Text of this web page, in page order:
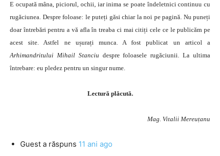
E ocupată mâna, piciorul, ochii, iar inima se poate îndeletnici continuu cu
rugăciunea. Despre foloase: le puteți găsi chiar la noi pe pagină. Nu puneți
doar întrebări pentru a vă afla în treaba ci mai citiți cele ce le publicăm pe
acest site. Astfel ne ușurați munca. A fost publicat un articol a
Arhimandritului Mihail Stanciu despre foloasele rugăciunii. La ultima
întrebare: eu pledez pentru un singur nume.
Lectură plăcută.
Mag. Vitalii Mereuțanu
Guest a răspuns 11 ani ago